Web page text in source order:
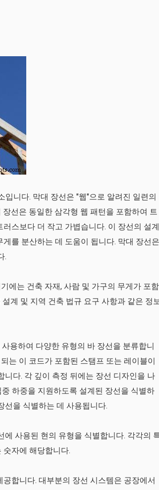
니다. 막대 장선은 "웹"으로 알려진 일련의
선은 동일한 삼각형 웹 패턴을 포함하여 트
스보다 더 작고 가볍습니다. 이 장선의 설계
를 분산하는 데 도움이 됩니다. 막대 장선은
.
에는 건축 자재, 사람 및 가구의 무게가 포함
계 및 지역 건축 법규 요구 사항과 같은 정
용하여 다양한 유형의 바 장선을 분류합니
는 이 코드가 포함된 스탬프 또는 레이블이
다. 각 깊이 측정 뒤에는 장선 디자인을 나
하중을 지원하도록 설계된 장선을 식별하
선을 식별하는 데 사용됩니다.
사용된 현의 유형을 식별합니다. 각각의
자에 해당합니다.
합니다. 대부분의 장선 시스템은 공장에서